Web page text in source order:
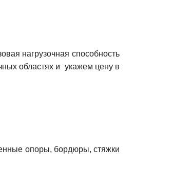
нагрузочная способность
областях и укажем цену в
опоры, бордюры, стяжки